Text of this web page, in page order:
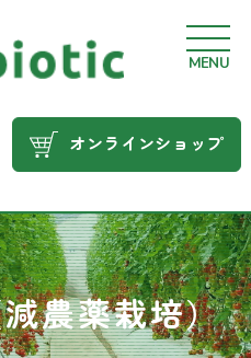
サンビ
ック農
業資材
オンラインショップ
MENU
農薬栽培）